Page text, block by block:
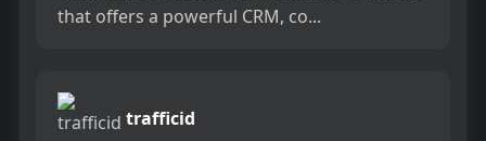
that offers a powerful CRM, co...
trafficid